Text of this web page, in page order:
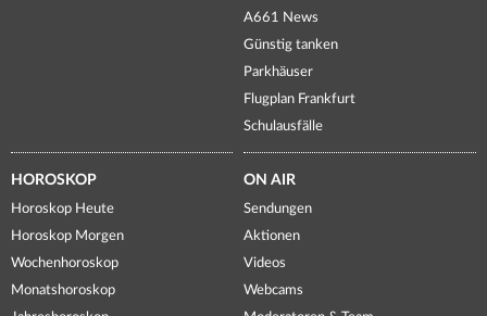
A661 News
Günstig tanken
Parkhäuser
Flugplan Frankfurt
Schulausfälle
HOROSKOP
Horoskop Heute
Horoskop Morgen
Wochenhoroskop
Monatshoroskop
ON AIR
Sendungen
Aktionen
Videos
Webcams